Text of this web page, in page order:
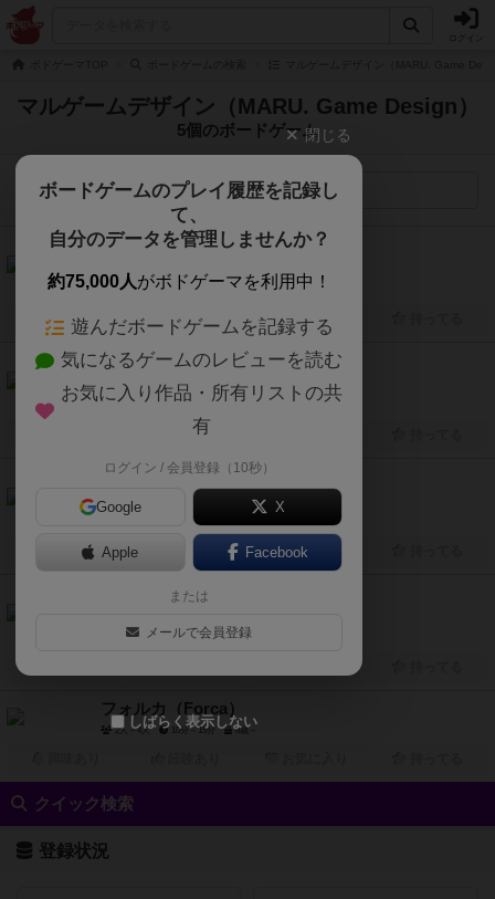
マルゲームデザイン（MARU. Game Design）
5個のボードゲーム
検索メニュー
6.1
数律（Su ri tsu）
1人～5人 15分～20分 6歳～ 2022年～
興味あり 経験あり お気に入り
6.2
ハムログ（HAMLOG）
経験あり
6.0
ドレスライフ（DRESSLIFE）
15分～20分
興味あり お気に入り
2人～5人 15分～25分 8歳～
フォルカ（Forca）
2人～4人 10分～15分 8歳～
クイック検索
登録状況
閉じる
ボードゲームのプレイ履歴を記録し
て、
自分のデータを管理しませんか？
約75,000人がボドゲーマを利用中！
遊んだボードゲームを記録する
気になるゲームのレビューを読む
お気に入り作品・所有リストの共
有
ログイン / 会員登録（10秒）
Google X
Apple Facebook
または
メールで会員登録
しばらく表示しない